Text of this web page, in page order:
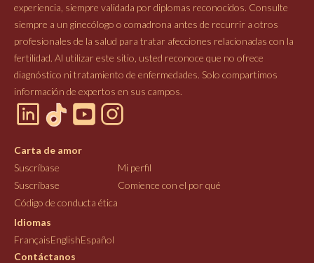
experiencia, siempre validada por diplomas reconocidos. Consulte
siempre a un ginecólogo o comadrona antes de recurrir a otros
profesionales de la salud para tratar afecciones relacionadas con la
fertilidad. Al utilizar este sitio, usted reconoce que no ofrece
diagnóstico ni tratamiento de enfermedades. Solo compartimos
información de expertos en sus campos.
Carta de amor
Suscríbase
Mi perfil
Suscríbase
Comience con el por qué
Código de conducta ética
Idiomas
FrançaisEnglishEspañol
Contáctanos